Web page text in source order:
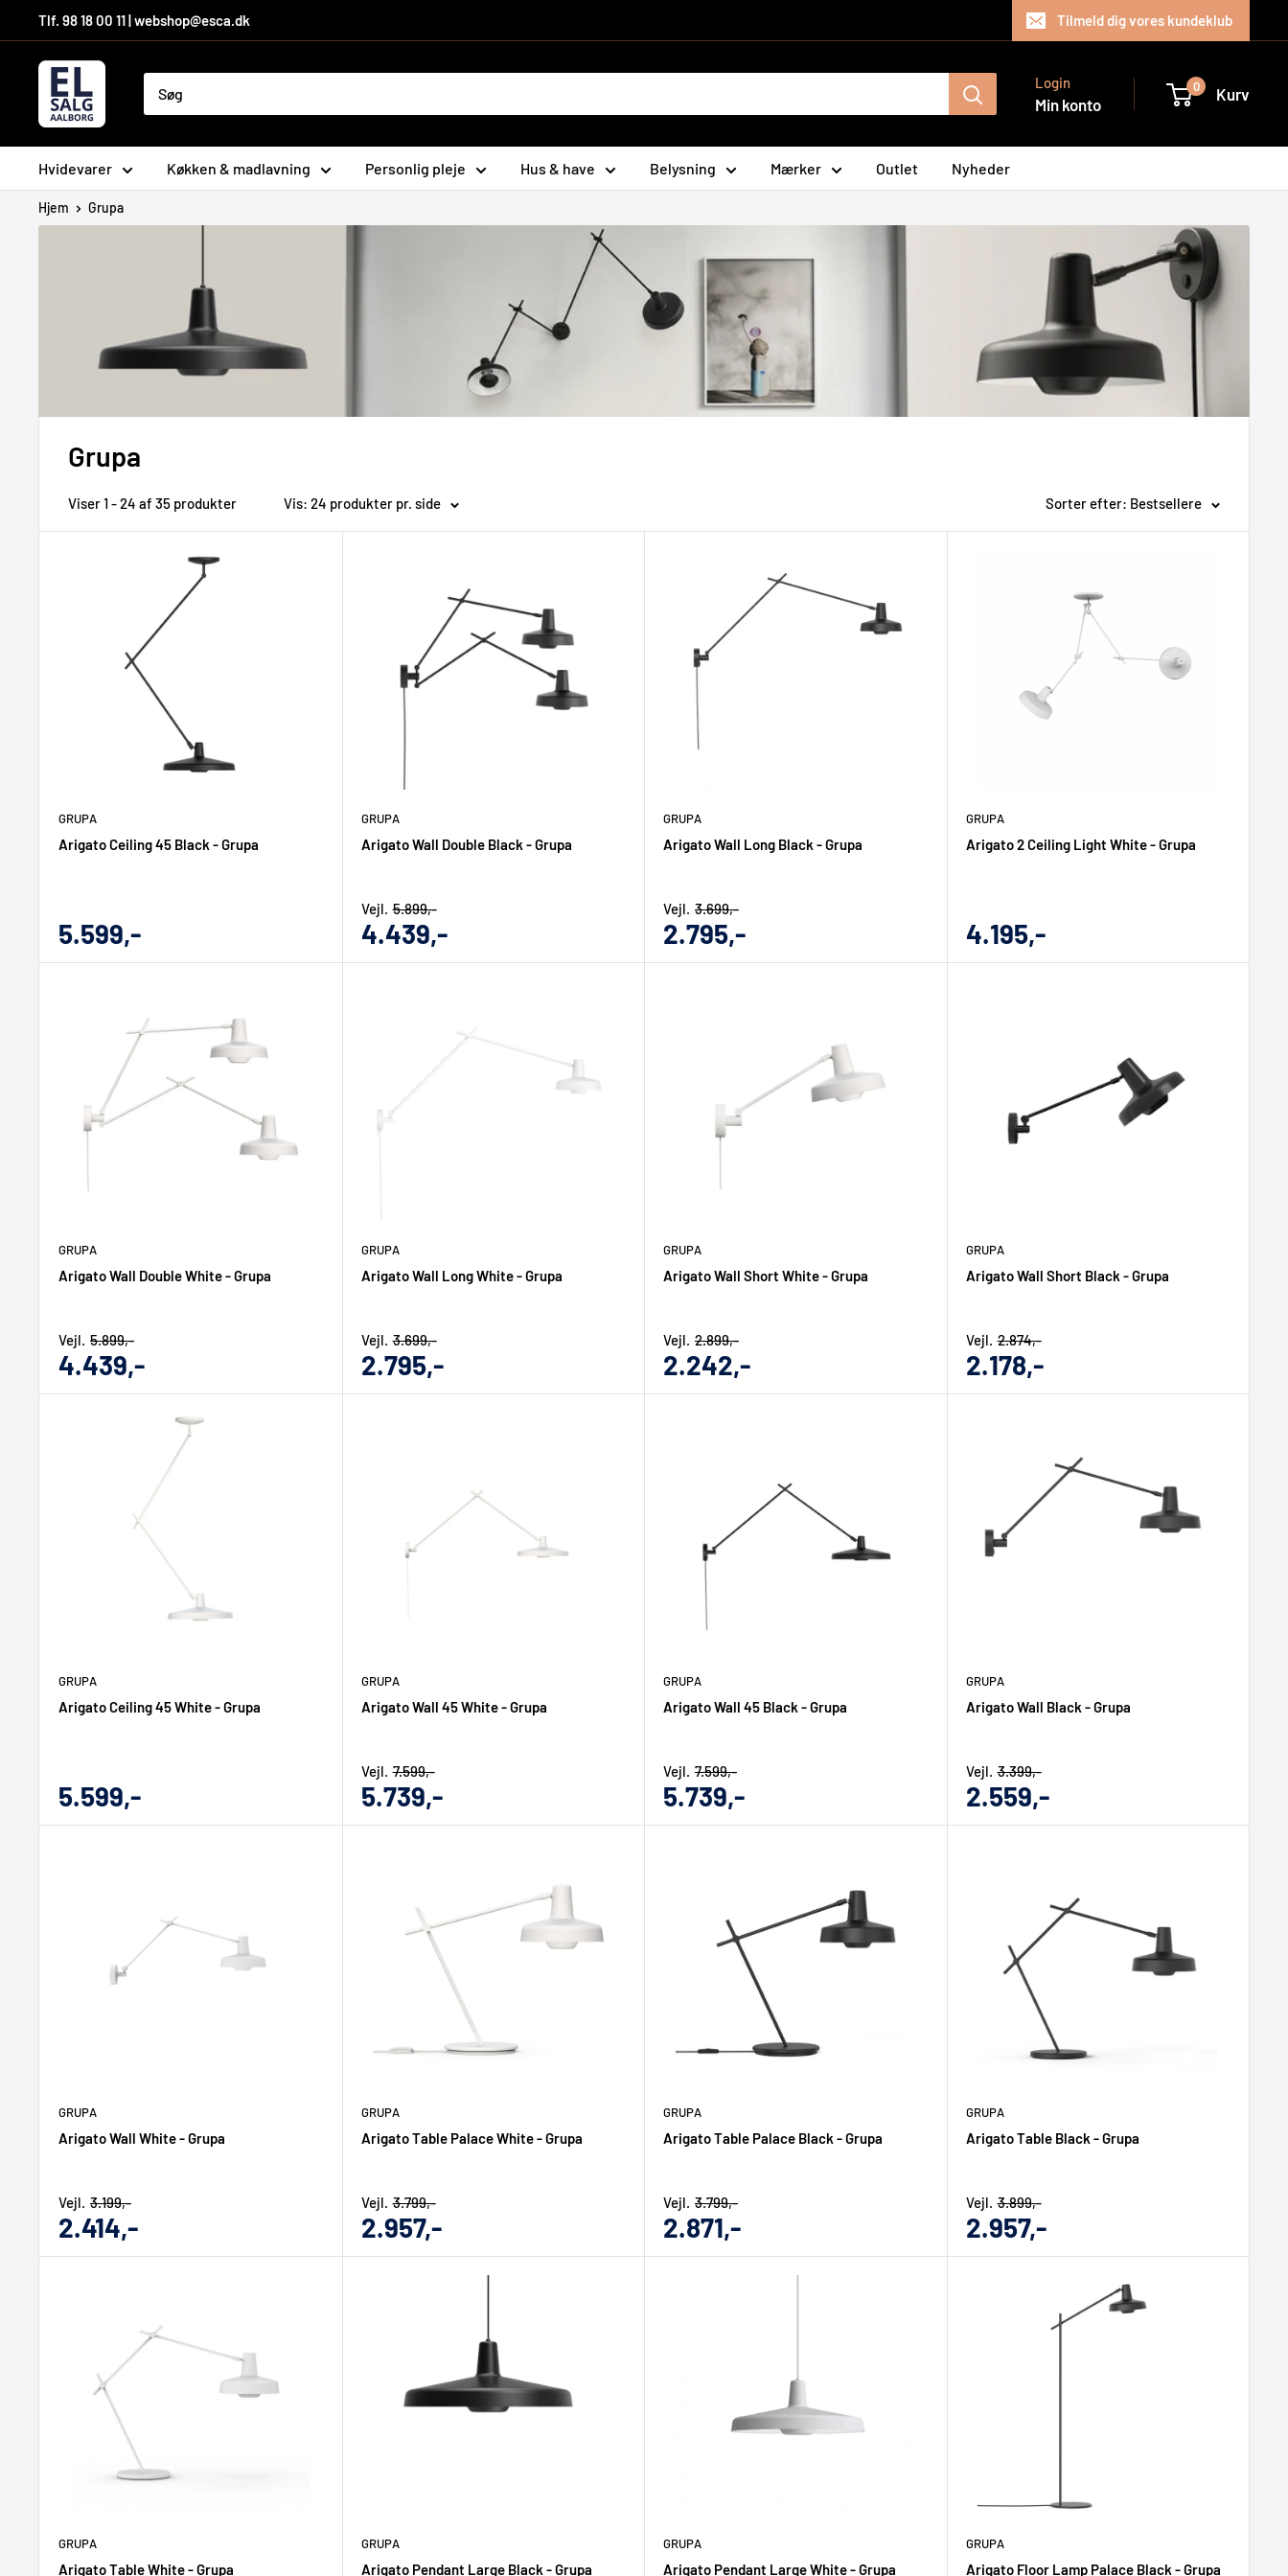
til
indhold
Tlf. 98 18 00 11 | webshop@esca.dk Tilmeld dig vores kundeklub
El-
Salg
Aalborg
Login
Min konto
0 Kurv
Hvidevarer Køkken & madlavning Personlig pleje Hus & have Belysning Mærker Outlet Nyheder
Hjem Grupa
Grupa
Viser 1 - 24 af 35 produkter Vis: 24 produkter pr. side Sorter efter: Bestsellere
GRUPA
Arigato Ceiling 45 Black - Grupa
Udsalgs
pris
5.599,-
GRUPA
Arigato Wall Double Black - Grupa
Udsalgs
pris
4.439,-
Vejl. 5.899,-
GRUPA
Arigato Wall Long Black - Grupa
Udsalgs
pris
2.795,-
Vejl. 3.699,-
GRUPA
Arigato 2 Ceiling Light White - Grupa
Udsalgs
pris
4.195,-
GRUPA
Arigato Wall Double White - Grupa
Udsalgs
pris
4.439,-
Vejl. 5.899,-
GRUPA
Arigato Wall Long White - Grupa
Udsalgs
pris
2.795,-
Vejl. 3.699,-
GRUPA
Arigato Wall Short White - Grupa
Udsalgs
pris
2.242,-
Vejl. 2.899,-
GRUPA
Arigato Wall Short Black - Grupa
Udsalgs
pris
2.178,-
Vejl. 2.874,-
GRUPA
Arigato Ceiling 45 White - Grupa
Udsalgs
pris
5.599,-
GRUPA
Arigato Wall 45 White - Grupa
Udsalgs
pris
5.739,-
Vejl. 7.599,-
GRUPA
Arigato Wall 45 Black - Grupa
Udsalgs
pris
5.739,-
Vejl. 7.599,-
GRUPA
Arigato Wall Black - Grupa
Udsalgs
pris
2.559,-
Vejl. 3.399,-
GRUPA
Arigato Wall White - Grupa
Udsalgs
pris
2.414,-
Vejl. 3.199,-
GRUPA
Arigato Table Palace White - Grupa
Udsalgs
pris
2.957,-
Vejl. 3.799,-
GRUPA
Arigato Table Palace Black - Grupa
Udsalgs
pris
2.871,-
Vejl. 3.799,-
GRUPA
Arigato Table Black - Grupa
Udsalgs
pris
2.957,-
Vejl. 3.899,-
GRUPA
Arigato Table White - Grupa
GRUPA
Arigato Pendant Large Black - Grupa
GRUPA
Arigato Pendant Large White - Grupa
GRUPA
Arigato Floor Lamp Palace Black - Grupa